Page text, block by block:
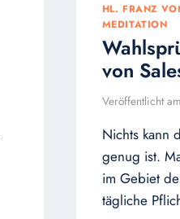
HL. FRANZ
MEDITATION
von
Veröffentlicht am
Nichts kann
genug ist.
im Gebiet
tägliche